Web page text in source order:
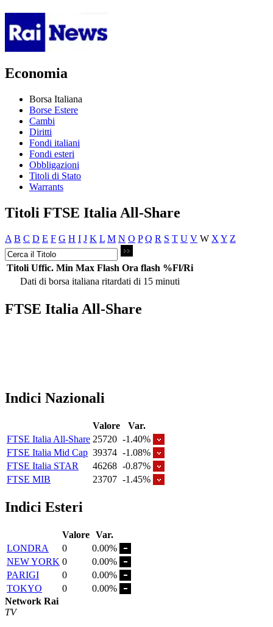
Economia
Borsa Italiana
Borse Estere
Cambi
Diritti
Fondi italiani
Fondi esteri
Obbligazioni
Titoli di Stato
Warrants
Titoli FTSE Italia All-Share
A B C D E F G H I J K L M N O P Q R S T U V W X Y Z
Titoli Uffic. Min Max Flash Ora flash %Fl/Ri
Dati di borsa italiana ritardati di 15 minuti
FTSE Italia All-Share
Indici Nazionali
Valore
Var.
FTSE Italia All-Share 25720 -1.40%
FTSE Italia Mid Cap 39374 -1.08%
FTSE Italia STAR
46268 -0.87%
FTSE MIB
23707 -1.45%
Indici Esteri
Valore Var.
LONDRA
0
0.00%
NEW YORK 0
0.00%
PARIGI
0
0.00%
TOKYO
0
0.00%
Network Rai
TV